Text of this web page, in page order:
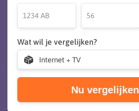
Wat wil je vergelijken?
Internet + TV
Nu vergelijken